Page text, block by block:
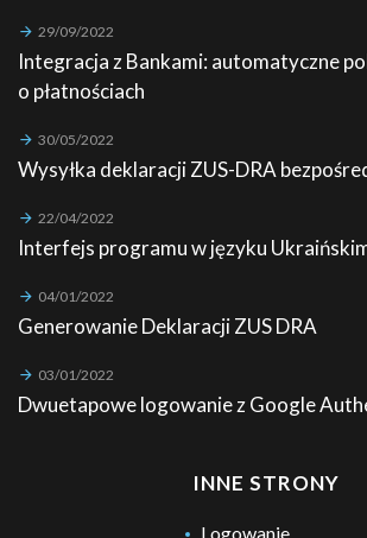
29/09/2022
Integracja z Bankami: automatyczne
o płatnościach
30/05/2022
Wysyłka deklaracji ZUS-DRA
22/04/2022
Interfejs programu w języku
04/01/2022
Generowanie Deklaracji ZUS DRA
03/01/2022
Dwuetapowe logowanie z Google
INNE STRONY
Logowanie